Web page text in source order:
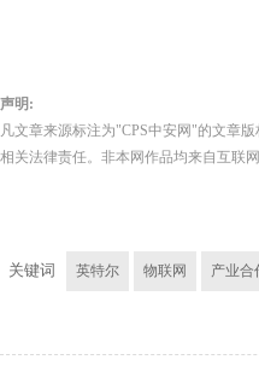
声明:
凡文章来源标注为"CPS中安网"的文章
相关法律责任。非本网作品均来自互联
关键词 英特尔 物联网 产业合